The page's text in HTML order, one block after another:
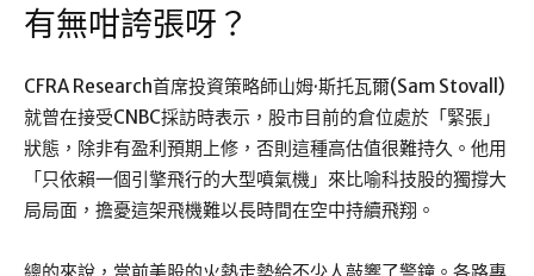
有無咁誇張呀？
CFRA Research首席投資策略師山姆·斯托瓦爾(Sam Stovall)
就曾在接受CNBC採訪時表示，股市目前的倉位處於「緊張」
狀態，除非有盈利預期上修，否則這種高估值很難持久。他用
「只依賴一個引擎飛行的大型噴氣機」來比喻科技股的獨撐大
局局面，擔憂這架飛機難以長時間在空中持續飛翔。